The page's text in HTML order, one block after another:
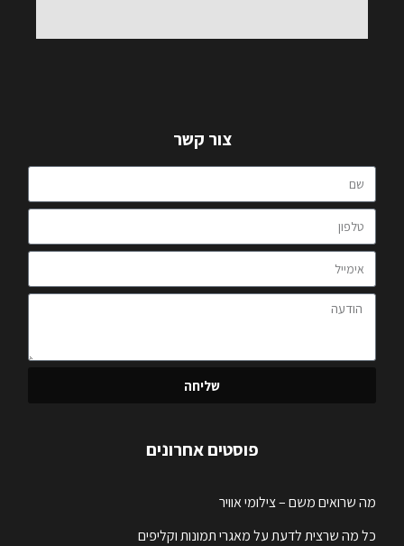
צור קשר
שליחה
פוסטים אחרונים
מה שרואים משם – צילומי אוויר
כל מה שרצית לדעת על מאגרי תמונות וקליפים